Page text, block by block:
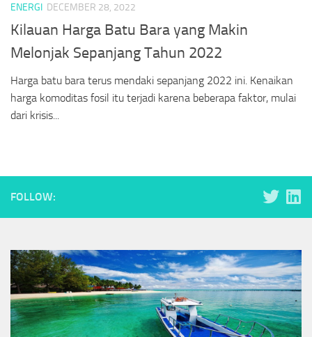
ENERGI DECEMBER 28, 2022
Kilauan Harga Batu Bara yang Makin
Melonjak Sepanjang Tahun 2022
Harga batu bara terus mendaki sepanjang 2022 ini. Kenaikan
harga komoditas fosil itu terjadi karena beberapa faktor, mulai
dari krisis...
FOLLOW: